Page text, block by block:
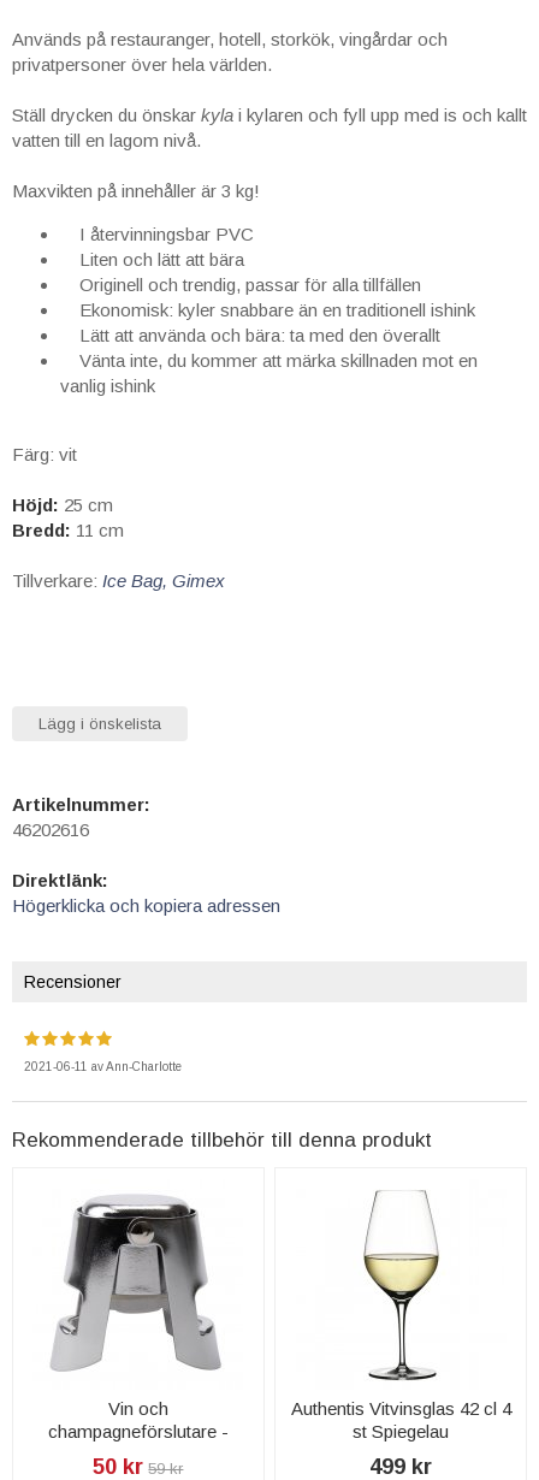
Används på restauranger, hotell, storkök, vingårdar och
privatpersoner över hela världen.
Ställ drycken du önskar kyla i kylaren och fyll upp med is och kallt
vatten till en lagom nivå.
Maxvikten på innehåller är 3 kg!
I återvinningsbar PVC
Liten och lätt att bära
Originell och trendig, passar för alla tillfällen
Ekonomisk: kyler snabbare än en traditionell ishink
Lätt att använda och bära: ta med den överallt
Vänta inte, du kommer att märka skillnaden mot en
vanlig ishink
Färg: vit
Höjd: 25 cm
Bredd: 11 cm
Tillverkare: Ice Bag, Gimex
Lägg i önskelista
Artikelnummer:
46202616
Direktlänk:
Högerklicka och kopiera adressen
Recensioner
2021-06-11 avAnn-Charlotte
Rekommenderade tillbehör till denna produkt
Vin och
champagneförslutare -
Dorre
50 kr 59 kr
Authentis Vitvinsglas 42 cl 4
st Spiegelau
499 kr